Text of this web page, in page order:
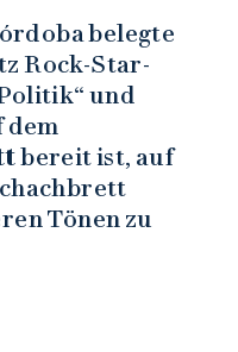
belegte
Rock-Star-
und
dem
bereit ist, auf
Tönen zu